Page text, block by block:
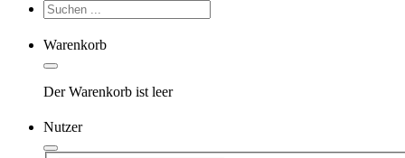
Warenkorb
Der Warenkorb ist leer
Nutzer